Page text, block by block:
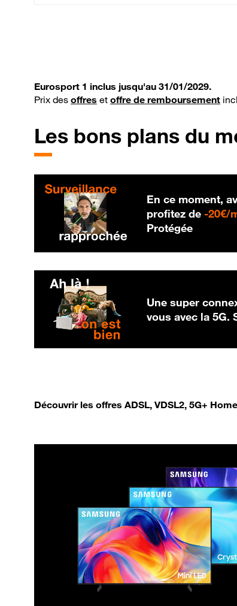
Eurosport 1 inclus jusqu'au 31/01/2029.
Prix des offres et offre de remboursement
Les bons plans du
En ce moment,
profitez de -20€/
Protégée
Une super
vous avec la 5G.
Découvrir les offres ADSL, VDSL2, 5G+